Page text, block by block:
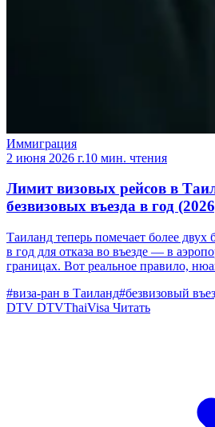
Иммиграция
2 июня 2026 г.10 мин. чтения
Лимит визовых рейсов в
безвизовых въезда в год
Таиланд теперь помечает более двух
в год для отказа во въезде — в
границах. Вот реальное правило,
#виза-ран в Таиланд#безвизовый
DTV DTVThaiVisa Читать